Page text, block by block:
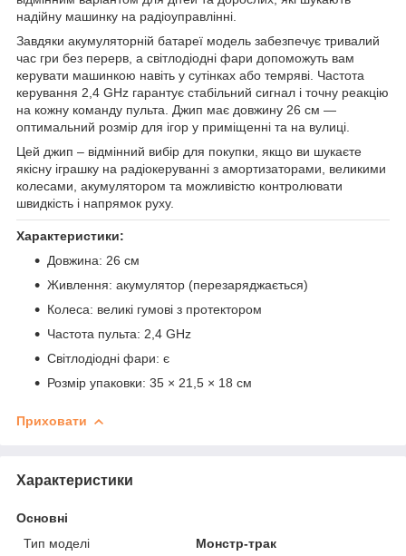
надійну машинку на радіоуправлінні.
Завдяки акумуляторній батареї модель забезпечує тривалий
час гри без перерв, а світлодіодні фари допоможуть вам
керувати машинкою навіть у сутінках або темряві. Частота
керування 2,4 GHz гарантує стабільний сигнал і точну реакцію
на кожну команду пульта. Джип має довжину 26 см —
оптимальний розмір для ігор у приміщенні та на вулиці.
Цей джип – відмінний вибір для покупки, якщо ви шукаєте
якісну іграшку на радіокеруванні з амортизаторами, великими
колесами, акумулятором та можливістю контролювати
швидкість і напрямок руху.
Характеристики:
Довжина: 26 см
Живлення: акумулятор (перезаряджається)
Колеса: великі гумові з протектором
Частота пульта: 2,4 GHz
Світлодіодні фари: є
Розмір упаковки: 35 × 21,5 × 18 см
Приховати
Характеристики
Основні
Тип моделі
Монстр-трак